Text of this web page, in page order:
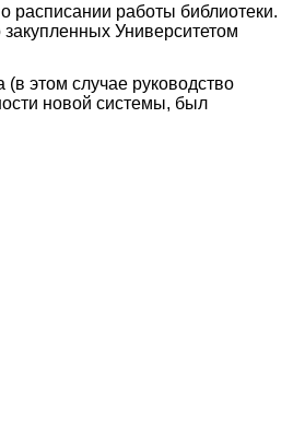
расписании работы библиотеки.
Университетом
этом случае руководство
новой системы, был